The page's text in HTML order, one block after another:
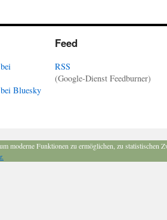
Bluesky
Feed
RSS
(Google-Dienst Feedburner)
moderne Funktionen zu ermöglichen, zu